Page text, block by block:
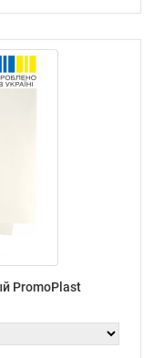
PromoPlast